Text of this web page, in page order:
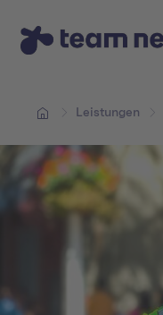
Leistungen